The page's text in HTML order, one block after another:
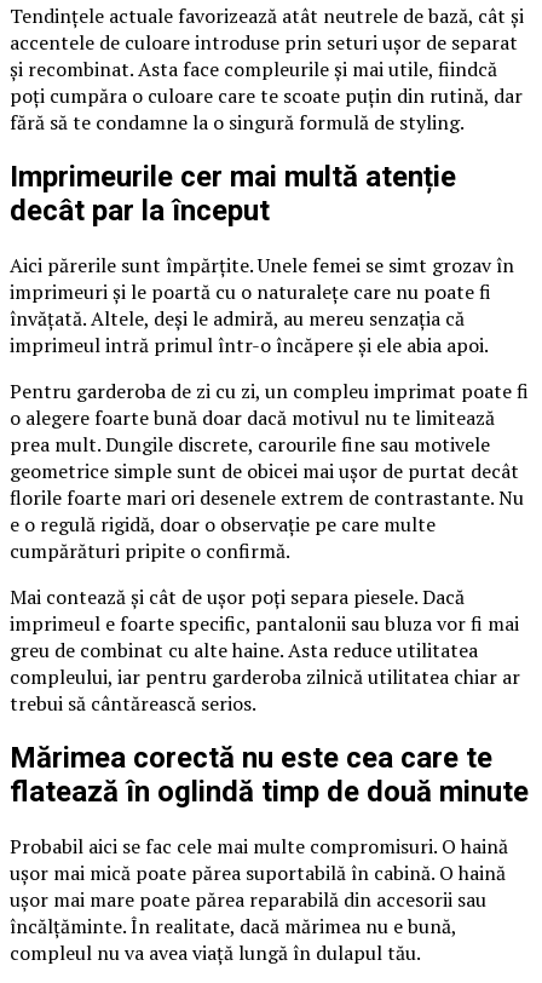
Tendințele actuale favorizează atât neutrele de bază, cât și
accentele de culoare introduse prin seturi ușor de separat
și recombinat. Asta face compleurile și mai utile, fiindcă
poți cumpăra o culoare care te scoate puțin din rutină, dar
fără să te condamne la o singură formulă de styling.
Imprimeurile cer mai multă atenție
decât par la început
Aici părerile sunt împărțite. Unele femei se simt grozav în
imprimeuri și le poartă cu o naturalețe care nu poate fi
învățată. Altele, deși le admiră, au mereu senzația că
imprimeul intră primul într-o încăpere și ele abia apoi.
Pentru garderoba de zi cu zi, un compleu imprimat poate fi
o alegere foarte bună doar dacă motivul nu te limitează
prea mult. Dungile discrete, carourile fine sau motivele
geometrice simple sunt de obicei mai ușor de purtat decât
florile foarte mari ori desenele extrem de contrastante. Nu
e o regulă rigidă, doar o observație pe care multe
cumpărături pripite o confirmă.
Mai contează și cât de ușor poți separa piesele. Dacă
imprimeul e foarte specific, pantalonii sau bluza vor fi mai
greu de combinat cu alte haine. Asta reduce utilitatea
compleului, iar pentru garderoba zilnică utilitatea chiar ar
trebui să cântărească serios.
Mărimea corectă nu este cea care te
flatează în oglindă timp de două minute
Probabil aici se fac cele mai multe compromisuri. O haină
ușor mai mică poate părea suportabilă în cabină. O haină
ușor mai mare poate părea reparabilă din accesorii sau
încălțăminte. În realitate, dacă mărimea nu e bună,
compleul nu va avea viață lungă în dulapul tău.